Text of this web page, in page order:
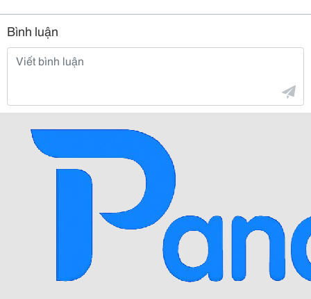
Bình luận